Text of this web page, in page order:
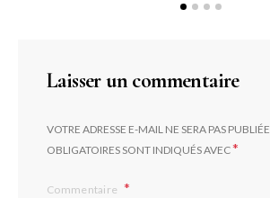
Laisser un commentaire
VOTRE ADRESSE E-MAIL NE SERA PAS PUBLIÉE.
OBLIGATOIRES SONT INDIQUÉS AVEC*
Commentaire